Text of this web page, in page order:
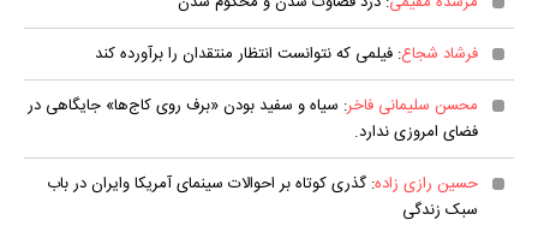
فرشاد شجاع: فیلمی که نتوانست انتظار منتقدان را برآورده کند
محسن سلیمانی فاخر: سیاه و سفید بودن «برف روی کاج‌ها» جایگاهی در
فضای امروزی ندارد.
حسین رازی زاده: گذری کوتاه بر احوالات سینمای آمریکا وایران در باب
سبک زندگی